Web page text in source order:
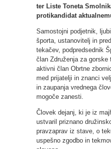
ter Liste Toneta
protikandidat
Samostojni podjetnik,
športa, ustanovitelj in
tekačev, podpredsednik
član Združenja za gorske
aktivni član Obrtne
med prijatelji in znanci
in zaupanja vrednega
mogoče zanesti.
Človek dejanj, ki je iz
ustvaril priznano
pravzaprav iz stave, o
uspešno zgodbo in